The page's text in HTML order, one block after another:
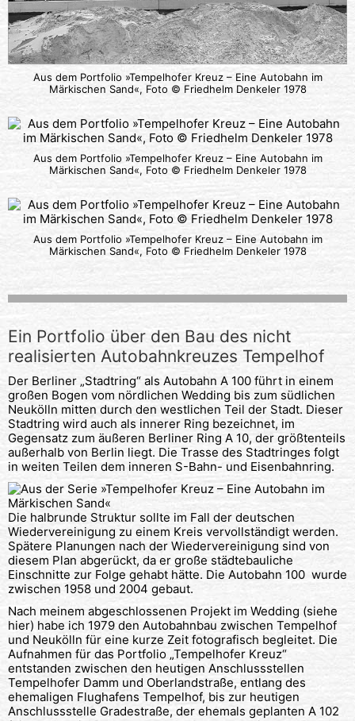
Aus dem Portfolio »Tempelhofer Kreuz – Eine Autobahn im
Märkischen Sand«, Foto © Friedhelm Denkeler 1978
Aus dem Portfolio »Tempelhofer Kreuz – Eine Autobahn im
Märkischen Sand«, Foto © Friedhelm Denkeler 1978
Aus dem Portfolio »Tempelhofer Kreuz – Eine Autobahn im
Märkischen Sand«, Foto © Friedhelm Denkeler 1978
Ein Portfolio über den Bau des nicht
realisierten Autobahnkreuzes Tempelhof
Der Berliner „Stadtring“ als Autobahn A 100 führt in einem
großen Bogen vom nördlichen Wedding bis zum südlichen
Neukölln mitten durch den westlichen Teil der Stadt. Dieser
Stadtring wird auch als innerer Ring bezeichnet, im
Gegensatz zum äußeren Berliner Ring A 10, der größtenteils
außerhalb von Berlin liegt. Die Trasse des Stadtringes folgt
in weiten Teilen dem inneren S-Bahn- und Eisenbahnring.
Die halbrunde Struktur sollte im Fall der deutschen
Wiedervereinigung zu einem Kreis vervollständigt werden.
Spätere Planungen nach der Wiedervereinigung sind von
diesem Plan abgerückt, da er große städtebauliche
Einschnitte zur Folge gehabt hätte. Die Autobahn 100 wurde
zwischen 1958 und 2004 gebaut.
Nach meinem abgeschlossenen Projekt im Wedding (siehe
hier) habe ich 1979 den Autobahnbau zwischen Tempelhof
und Neukölln für eine kurze Zeit fotografisch begleitet. Die
Aufnahmen für das Portfolio „Tempelhofer Kreuz“
entstanden zwischen den heutigen Anschlussstellen
Tempelhofer Damm und Oberlandstraße, entlang des
ehemaligen Flughafens Tempelhof, bis zur heutigen
Anschlussstelle Gradestraße, der ehemals geplanten A 102